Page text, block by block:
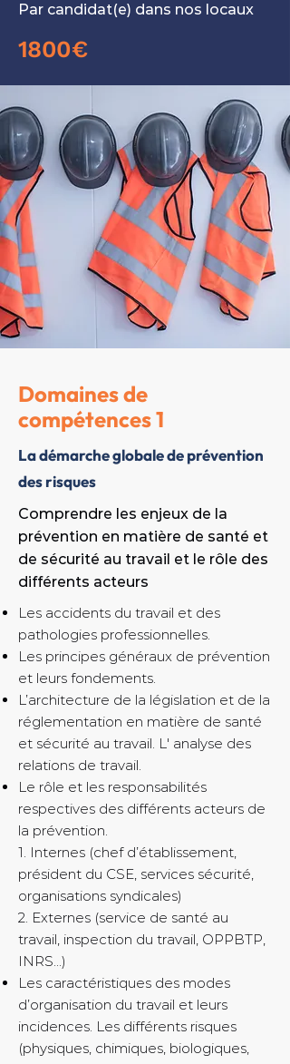
Par candidat(e) dans nos locaux
1800€
Domaines de
compétences 1
La démarche globale de prévention
des risques
Comprendre les enjeux de la
prévention en matière de santé et
de sécurité au travail et le rôle des
différents acteurs
Les accidents du travail et des
pathologies professionnelles.
Les principes généraux de prévention
et leurs fondements.
L’architecture de la législation et de la
réglementation en matière de santé
et sécurité au travail. L' analyse des
relations de travail.
Le rôle et les responsabilités
respectives des différents acteurs de
la prévention.
1. Internes (chef d’établissement,
président du CSE, services sécurité,
organisations syndicales)
2. Externes (service de santé au
travail, inspection du travail, OPPBTP,
INRS...)
Les caractéristiques des modes
d’organisation du travail et leurs
incidences. Les différents risques
(physiques, chimiques, biologiques,